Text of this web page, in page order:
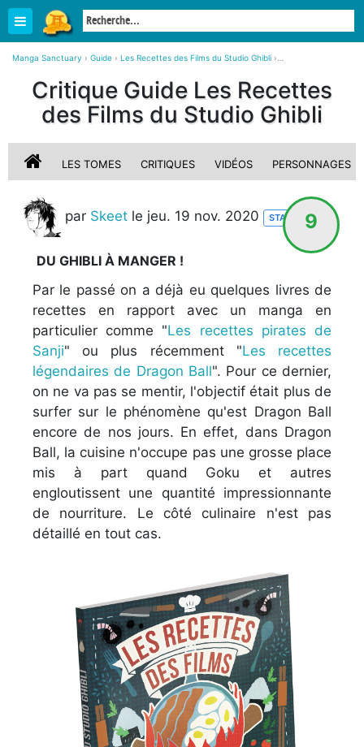
Manga Sanctuary › Guide › Les Recettes des Films du Studio Ghibli ›
Critique, avis sur Les Recettes des Films du Studio Ghibli
Critique Guide Les Recettes
des Films du Studio Ghibli
LES TOMES CRITIQUES VIDÉOS PERSONNAGES
9
par Skeet le jeu. 19 nov. 2020 STAFF
DU GHIBLI À MANGER !
Par le passé on a déjà eu quelques livres de
recettes en rapport avec un manga en
particulier comme "Les recettes pirates de
Sanji" ou plus récemment "Les recettes
légendaires de Dragon Ball". Pour ce dernier,
on ne va pas se mentir, l'objectif était plus de
surfer sur le phénomène qu'est Dragon Ball
encore de nos jours. En effet, dans Dragon
Ball, la cuisine n'occupe pas une grosse place
mis à part quand Goku et autres
engloutissent une quantité impressionnante
de nourriture. Le côté culinaire n'est pas
détaillé en tout cas.